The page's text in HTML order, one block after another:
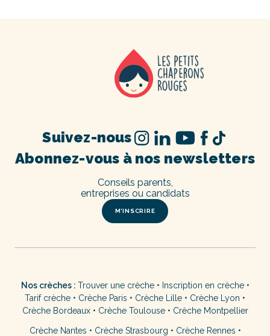
Abonnez-vous à nos newsletters
M’INSCRIRE
Conseils parents,
entreprises ou candidats
Suivez-nous
Nos crèches : Trouver une crèche• Inscription en crèche•
Tarif crèche • Crèche Paris • Crèche Lille • Crèche Lyon •
Crèche Bordeaux• Crèche Toulouse• Crèche Montpellier
Crèche Nantes • Crèche Strasbourg • Crèche Rennes •